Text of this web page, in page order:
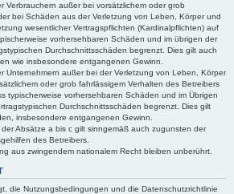
Verbrauchern außer bei vorsätzlichem oder grob
bei Schäden aus der Verletzung von Leben, Körper und
wesentlicher Vertragspflichten (Kardinalpflichten) auf
vorhersehbaren Schäden und im übrigen der
Durchschnittsschäden begrenzt. Dies gilt auch
wie insbesondere entgangenen Gewinn.
Unternehmern außer bei der Verletzung von Leben, Körper
oder grob fahrlässigem Verhalten des Betreibers
typischerweise vorhersehbaren Schäden und im Übrigen
Durchschnittsschäden begrenzt. Dies gilt
insbesondere entgangenen Gewinn.
Absätze a bis c gilt sinngemäß auch zugunsten der
des Betreibers.
aus zwingendem nationalem Recht bleiben unberührt.
die Nutzungsbedingungen und die Datenschutzrichtlinie